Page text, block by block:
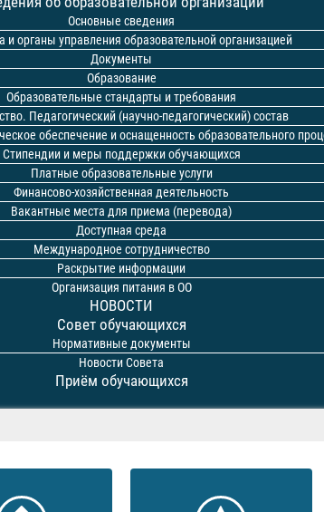
Основные сведения
и органы управления образовательной организацией
Документы
Образование
Образовательные стандарты и требования
Педагогический (научно-педагогический) состав
обеспечение и оснащенность образовательного
Стипендии и меры поддержки обучающихся
Платные образовательные услуги
Финансово-хозяйственная деятельность
Вакантные места для приема (перевода)
Доступная среда
Международное сотрудничество
Раскрытие информации
Организация питания в ОО
НОВОСТИ
Совет обучающихся
Нормативные документы
Новости Совета
Приём обучающихся